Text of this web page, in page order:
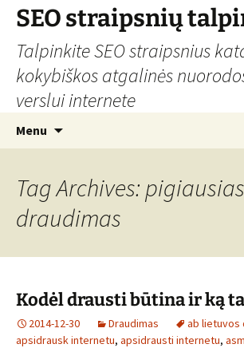
Skip
content
SEO straipsnių
Talpinkite SEO straipsnius
kokybiškos atgalinės
verslui internete
Menu
Tag Archives:
draudimas
Kodėl drausti būtina ir ką
2014-12-30 Draudimas ab lietuvos
apsidrausk internetu, apsidrausti internetu,